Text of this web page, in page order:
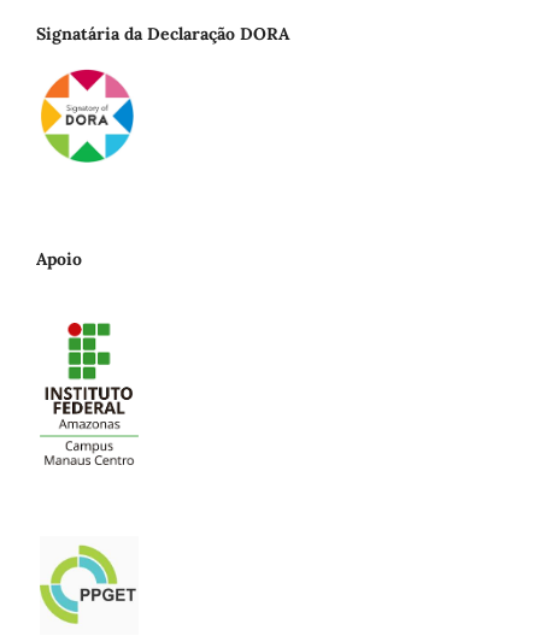
Signatária da Declaração DORA
Apoio